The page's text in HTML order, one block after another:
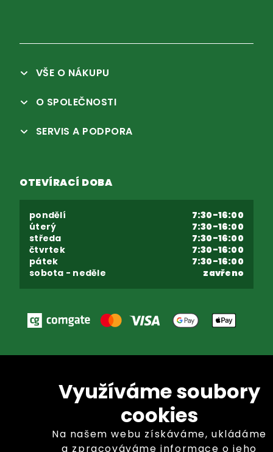
Využíváme soubory
cookies
Na našem webu získáváme, ukládáme
a zpracováváme informace o jeho
VŠE O NÁKUPU
O SPOLEČNOSTI
SERVIS A PODPORA
OTEVÍRACÍ DOBA
pondělí
7:30-16:00
úterý
7:30-16:00
středa
7:30-16:00
čtvrtek
7:30-16:00
pátek
7:30-16:00
sobota - neděle
zavřeno
Copyright © GARLAND distributor, s.r.o. 2026